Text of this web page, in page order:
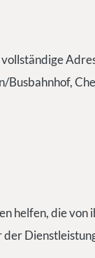
Busbahnhof,
helfen, die